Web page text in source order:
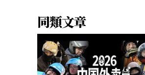
同類文章